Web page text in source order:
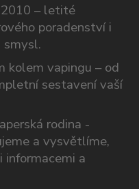
2010 – letité
poradenství i
kolem vapingu – od
sestavení vaší
rodina -
a vysvětlíme,
informacemi a